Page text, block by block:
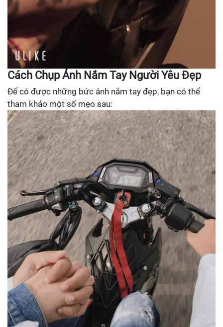
Cách Chụp Ảnh Nắm Tay Người Yêu Đẹp
Để có được những bức ảnh nắm tay đẹp, bạn có thể
tham khảo một số mẹo sau: